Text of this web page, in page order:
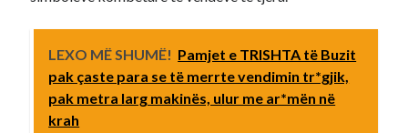
LEXO MË SHUMË! Pamjet e TRISHTA të Buzit
pak çaste para se të merrte vendimin tr*gjik,
pak metra larg makinës, ulur me ar*mën në
krah